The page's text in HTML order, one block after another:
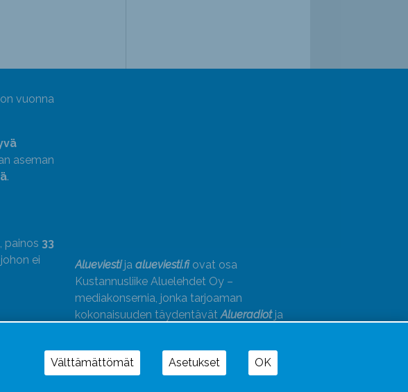
vuonna
aseman
.
painos 33
ei
Alueviestija alueviesti.fiovat osa
Kustannusliike Aluelehdet Oy –
mediakonsernia, jonka tarjoaman
kokonaisuuden täydentävätAlueradiotja
Välttämättömät Asetukset OK